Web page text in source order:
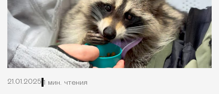
21.01.2025 1 мин. чтения